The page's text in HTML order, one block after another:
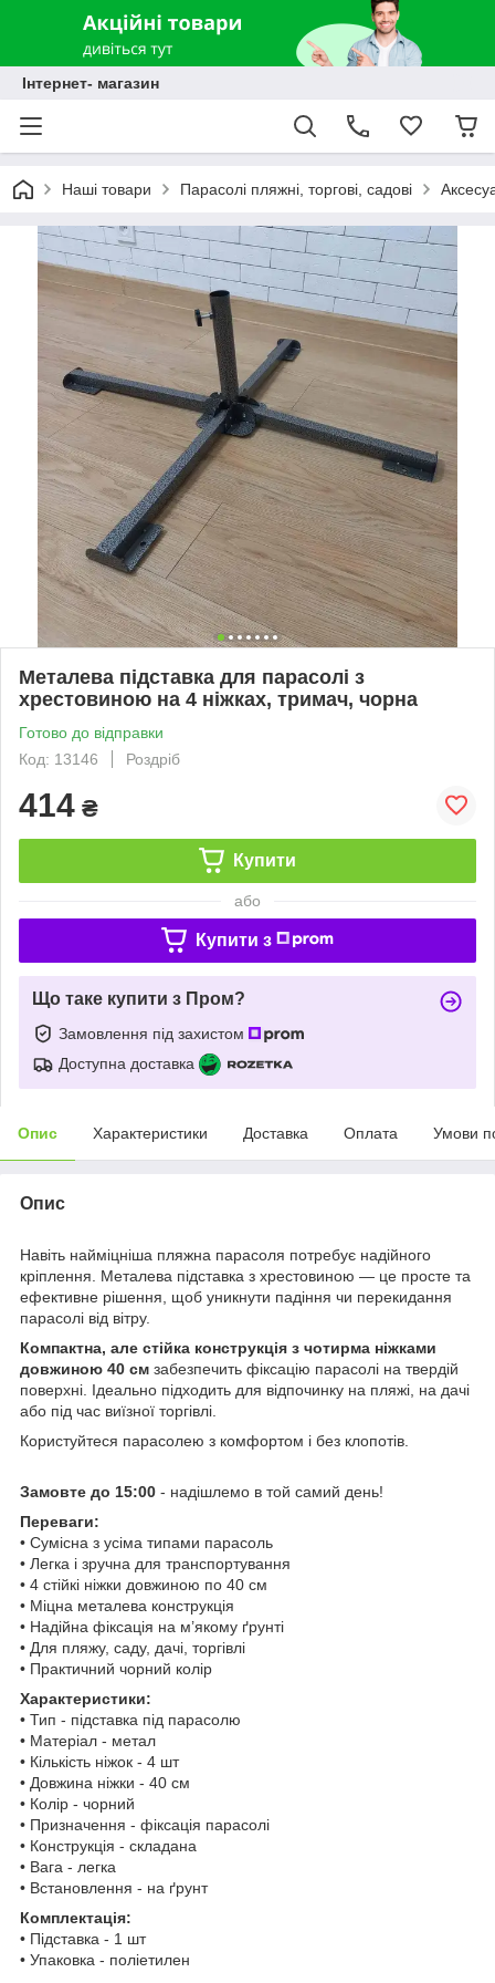
Інтернет- магазин
Наші товари Парасолі пляжні, торгові, садові
Металева підставка для парасолі з
хрестовиною на 4 ніжках, тримач, чорна
Готово до відправки
Код: 13146
Роздріб
414 ₴
Купити
або
Купити з
Що таке купити з Пром?
Замовлення під захистом
Доступна доставка
Опис Характеристики Доставка Оплата Умови
Опис
Навіть найміцніша пляжна парасоля потребує надійного
кріплення. Металева підставка з хрестовиною — це просте та
ефективне рішення, щоб уникнути падіння чи перекидання
парасолі від вітру.
Компактна, але стійка конструкція з чотирма ніжками
довжиною 40 см забезпечить фіксацію парасолі на твердій
поверхні. Ідеально підходить для відпочинку на пляжі, на дачі
або під час виїзної торгівлі.
Користуйтеся парасолею з комфортом і без клопотів.
Замовте до 15:00 - надішлемо в той самий день!
Переваги:
• Сумісна з усіма типами парасоль
• Легка і зручна для транспортування
• 4 стійкі ніжки довжиною по 40 см
• Міцна металева конструкція
• Надійна фіксація на м’якому ґрунті
• Для пляжу, саду, дачі, торгівлі
• Практичний чорний колір
Характеристики:
• Тип - підставка під парасолю
• Матеріал - метал
• Кількість ніжок - 4 шт
• Довжина ніжки - 40 см
• Колір - чорний
• Призначення - фіксація парасолі
• Конструкція - складана
• Вага - легка
• Встановлення - на ґрунт
Комплектація:
• Підставка - 1 шт
• Упаковка - поліетилен